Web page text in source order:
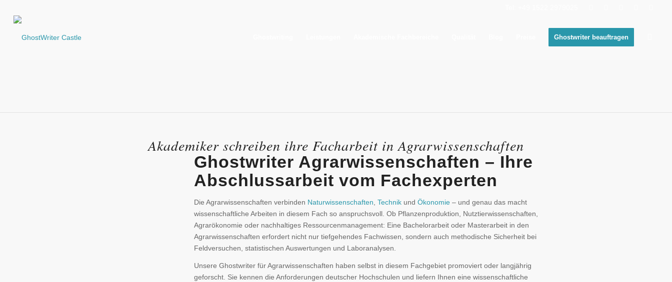
Ghostwriter beauftragen
Akademiker schreiben ihre Facharbeit in Agrarwissenschaften
Ghostwriter Agrarwissenschaften – Ihre
Abschlussarbeit vom Fachexperten
Die Agrarwissenschaften verbinden Naturwissenschaften Technikund Ökonomie– und genau das macht
wissenschaftliche Arbeiten in diesem Fach so anspruchsvoll. Ob Pflanzenproduktion, Nutztierwissenschaften,
Agrarökonomie oder nachhaltiges Ressourcenmanagement: Eine Bachelorarbeit oder Masterarbeit in den
Agrarwissenschaften erfordert nicht nur tiefgehendes Fachwissen, sondern auch methodische Sicherheit bei
Feldversuchen, statistischen Auswertungen und Laboranalysen.
Unsere Ghostwriter für Agrarwissenschaften haben selbst in diesem Fachgebiet promoviert oder langjährig
geforscht. Sie kennen die Anforderungen deutscher Hochschulen und liefern Ihnen eine wissenschaftliche